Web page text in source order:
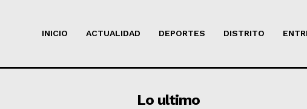
INICIO ACTUALIDAD DEPORTES DISTRITO
Lo ultimo